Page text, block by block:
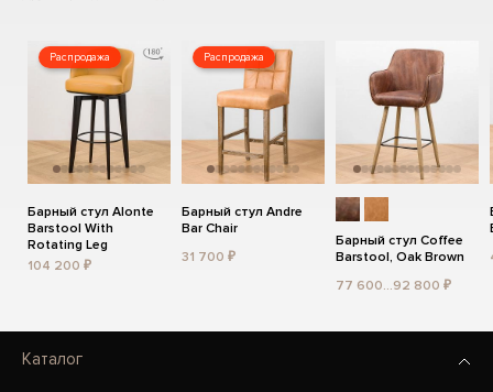
Распродажа
Барный стул Alonte
Barstool With
Rotating Leg
104 200 ₽
Распродажа
Барный стул Andre
Bar Chair
31 700 ₽
Барный стул Coffee
Barstool, Oak Brown
77 600...92 800 ₽
Каталог